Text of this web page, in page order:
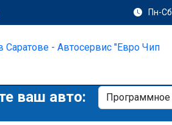
Пн-
ваш авто: